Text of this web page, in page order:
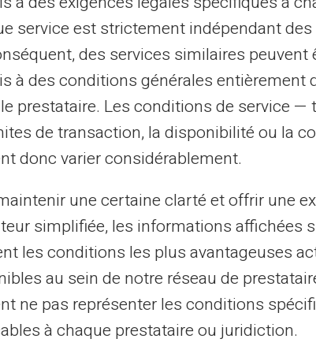
une préoccupation légitime pour de
personnes. Cette situation concerne les...
16/09/2025 Veritas Carte prépayée
il possible d'avoir une carte
avec RIB sans compte
?
de compte bancaire ne constitue plus un
pour disposer d'une carte de paiement moderne.
financières alternatives se...
9 10 11 12 ... 31 32
service est strictement indépendant
des services similaires peuvent
à des conditions générales entièrement
prestataire. Les conditions de service —
de transaction, la disponibilité ou la
donc varier considérablement.
une certaine clarté et offrir une
simplifiée, les informations affichées
les conditions les plus avantageuses
au sein de notre réseau de
ne pas représenter les conditions
à chaque prestataire ou juridiction.